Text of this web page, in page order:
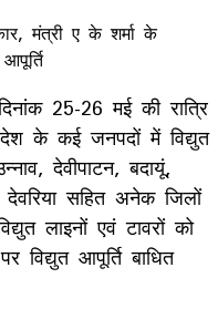
25-26 मई की रात्रि
के कई जनपदों में विद्युत
देवीपाटन, बदायूं,
सहित अनेक जिलों
लाइनों एवं टावरों को
विद्युत आपूर्ति बाधित